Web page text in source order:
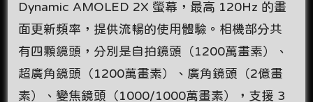
Dynamic AMOLED 2X 螢幕，最高 120Hz 的畫
面更新頻率，提供流暢的使用體驗。相機部分共
有四顆鏡頭，分別是自拍鏡頭（1200萬畫素）、
超廣角鏡頭（1200萬畫素）、廣角鏡頭（2億畫
素）、變焦鏡頭（1000/1000萬畫素），支援 3